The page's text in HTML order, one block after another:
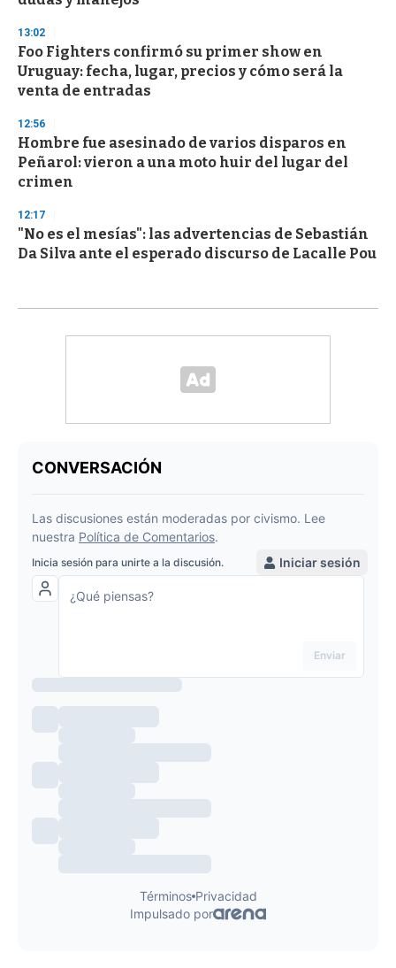
13:02
Foo Fighters confirmó su primer show en
Uruguay: fecha, lugar, precios y cómo será la
venta de entradas
12:56
Hombre fue asesinado de varios disparos en
Peñarol: vieron a una moto huir del lugar del
crimen
12:17
"No es el mesías": las advertencias de Sebastián
Da Silva ante el esperado discurso de Lacalle Pou